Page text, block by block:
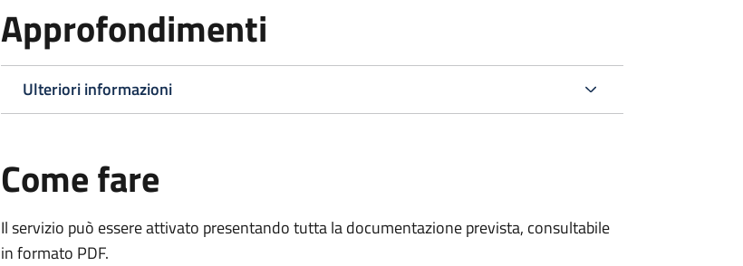
Approfondimenti
Ulteriori informazioni
Come fare
Il servizio può essere attivato presentando tutta la documentazione prevista, consultabile
in formato PDF.